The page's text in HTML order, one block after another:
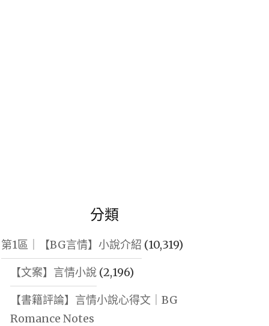
分類
第1區｜【BG言情】小說介紹 (10,319)
【文案】言情小說(2,196)
【書籍評論】言情小說心得文｜BG
Romance Notes